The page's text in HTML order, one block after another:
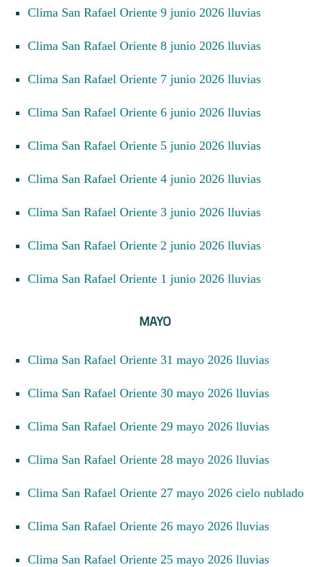
Clima San Rafael Oriente 9 junio 2026 lluvias
Clima San Rafael Oriente 8 junio 2026 lluvias
Clima San Rafael Oriente 7 junio 2026 lluvias
Clima San Rafael Oriente 6 junio 2026 lluvias
Clima San Rafael Oriente 5 junio 2026 lluvias
Clima San Rafael Oriente 4 junio 2026 lluvias
Clima San Rafael Oriente 3 junio 2026 lluvias
Clima San Rafael Oriente 2 junio 2026 lluvias
Clima San Rafael Oriente 1 junio 2026 lluvias
MAYO
Clima San Rafael Oriente 31 mayo 2026 lluvias
Clima San Rafael Oriente 30 mayo 2026 lluvias
Clima San Rafael Oriente 29 mayo 2026 lluvias
Clima San Rafael Oriente 28 mayo 2026 lluvias
Clima San Rafael Oriente 27 mayo 2026 cielo nublado
Clima San Rafael Oriente 26 mayo 2026 lluvias
Clima San Rafael Oriente 25 mayo 2026 lluvias